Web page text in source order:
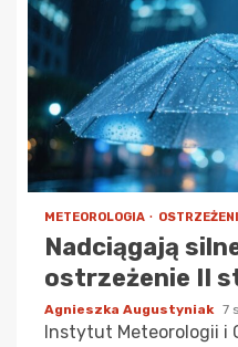
METEOROLOGIA
Nadciągają
ostrzeżenie II
Agnieszka Augustyniak 7
Instytut Meteorologii i